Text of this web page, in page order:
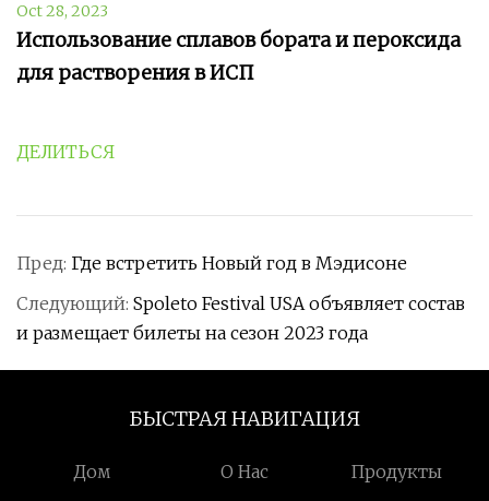
Oct 28, 2023
Использование сплавов бората и пероксида
для растворения в ИСП
ДЕЛИТЬСЯ
Пред: Где встретить Новый год в Мэдисоне
Следующий: Spoleto Festival USA объявляет состав
и размещает билеты на сезон 2023 года
БЫСТРАЯ НАВИГАЦИЯ
Дом О Нас Продукты